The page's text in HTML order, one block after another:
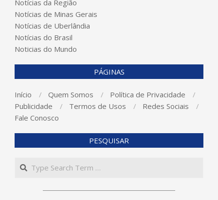
Notícias da Região
Notícias de Minas Gerais
Notícias de Uberlândia
Notícias do Brasil
Noticias do Mundo
PÁGINAS
Início Quem Somos
Política de Privacidade
Publicidade
Termos de Usos
Redes Sociais
Fale Conosco
PESQUISAR
Search